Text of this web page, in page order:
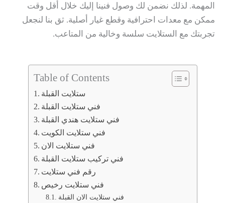
المهمة. لذلك نضمن لك وصول فنينا إليك خلال أقل وقت
ممكن مع معدات احترافية وقطع غيار أصلية. ثق بنا لنجعل
تجربتك مع الستلايت سلسة وخالية من المتاعب.
Table of Contents
ستلايت القبلة
فني ستلايت القبلة
فني ستلايت هندي القبلة
فني ستلايت الكويت
فني ستلايت الان
فني تركيب ستلايت القبلة
رقم فني ستلايت
فني ستلايت رخيص
فني ستلايت الان القبلة